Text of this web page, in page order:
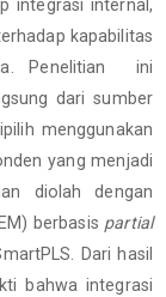
integrasi internal,
kapabilitas
Penelitian ini
dari sumber
menggunakan
yang menjadi
diolah dengan
berbasis partial
Dari hasil
bahwa integrasi